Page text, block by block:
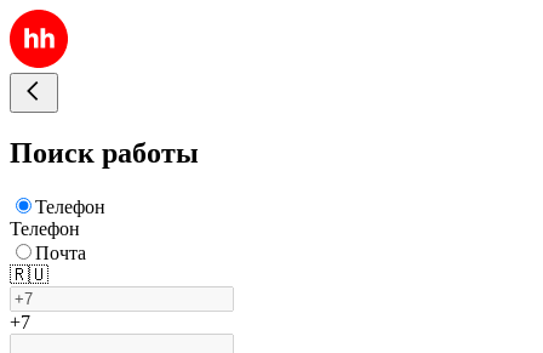
Поиск работы
Телефон
Телефон
Почта
🇷🇺
+7